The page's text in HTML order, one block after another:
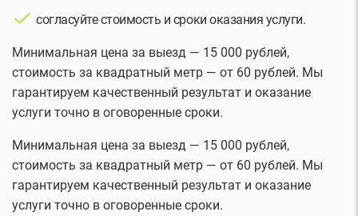
согласуйте стоимость и сроки оказания услуги.
Минимальная цена за выезд — 15 000 рублей,
стоимость за квадратный метр — от 60 рублей. Мы
гарантируем качественный результат и оказание
услуги точно в оговоренные сроки.
Минимальная цена за выезд — 15 000 рублей,
стоимость за квадратный метр — от 60 рублей. Мы
гарантируем качественный результат и оказание
услуги точно в оговоренные сроки.